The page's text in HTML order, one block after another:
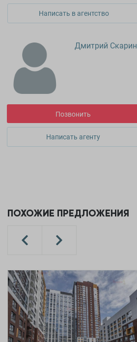
Написать в агентство
Дмитрий Скарин
Позвонить
Написать агенту
ПОХОЖИЕ ПРЕДЛОЖЕНИЯ